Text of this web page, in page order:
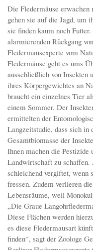
Die Fledermäuse
gehen sie auf die Jagd, um
sie finden kaum noch
alarmierenden Rückgang
Fledermausexperte vom
Fledermäuse geht es ums
ausschließlich von Insekten
ihres Körpergewichtes an
braucht ein einzelnes Tier
einem Sommer. Der
ermittelten der
Langzeitstudie, dass sich in
Gesamtbiomasse der
Ihnen machen die Pestizide
Landwirtschaft zu schaffen.
schleichend vergiftet, wenn
fressen. Zudem verlieren
Lebensräume, weil
„Die Graue
Diese Flächen werden
es diese Fledermausart
finden“, sagt der Zoologe